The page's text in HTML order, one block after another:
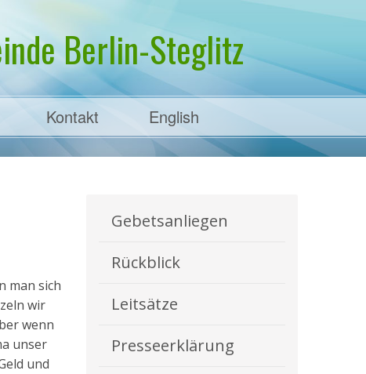
Berlin-Steglitz
Kontakt English
man sich
wir
wenn
unser
und
Gebetsanliegen
Rückblick
Leitsätze
Presseerklärung